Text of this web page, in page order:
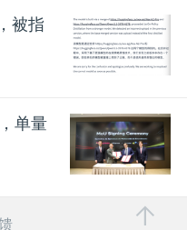
被指
单量